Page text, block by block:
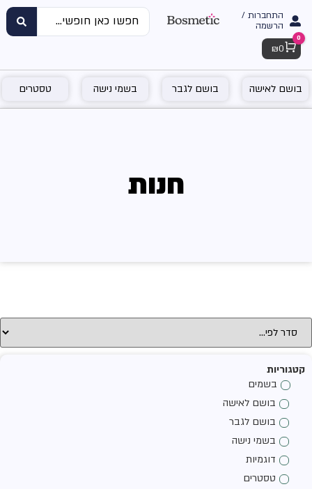
התחברות /
הרשמה
Cart
0
₪ 0
בושם לאישה בושם לגבר בשמי נישה טסטרים
חנות
קטגוריות
בשמים
בושם לאישה
בושם לגבר
בשמי נישה
דוגמיות
טסטרים